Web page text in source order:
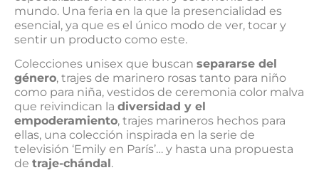
mundo. Una feria en la que la presencialidad es
esencial, ya que es el único modo de ver, tocar y
sentir un producto como este.
Colecciones unisex que buscan separarse del
género, trajes de marinero rosas tanto para niño
como para niña, vestidos de ceremonia color malva
que reivindican la diversidad y el
empoderamiento, trajes marineros hechos para
ellas, una colección inspirada en la serie de
televisión ‘Emily en París’… y hasta una propuesta
de traje-chándal .